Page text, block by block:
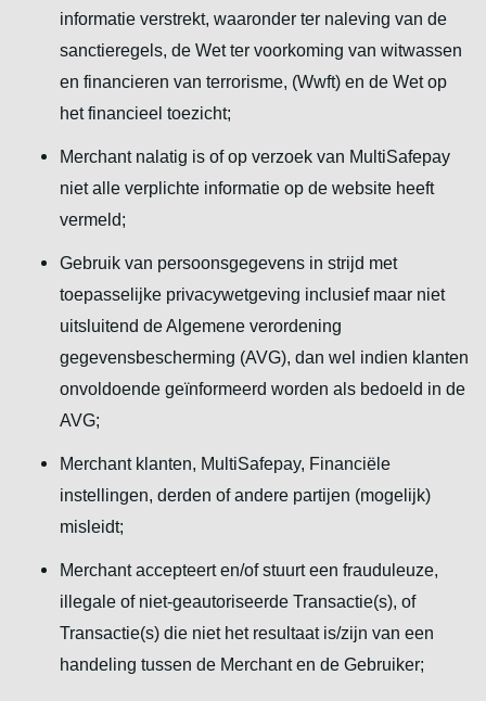
informatie verstrekt, waaronder ter naleving van de
sanctieregels, de Wet ter voorkoming van witwassen
en financieren van terrorisme, (Wwft) en de Wet op
het financieel toezicht;
Merchant nalatig is of op verzoek van MultiSafepay
niet alle verplichte informatie op de website heeft
vermeld;
Gebruik van persoonsgegevens in strijd met
toepasselijke privacywetgeving inclusief maar niet
uitsluitend de Algemene verordening
gegevensbescherming (AVG), dan wel indien klanten
onvoldoende geïnformeerd worden als bedoeld in de
AVG;
Merchant klanten, MultiSafepay, Financiële
instellingen, derden of andere partijen (mogelijk)
misleidt;
Merchant accepteert en/of stuurt een frauduleuze,
illegale of niet-geautoriseerde Transactie(s), of
Transactie(s) die niet het resultaat is/zijn van een
handeling tussen de Merchant en de Gebruiker;